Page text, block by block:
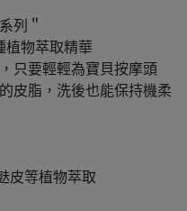
列＂
植物萃取精華
只要輕輕為寶貝按摩頭
皮脂，洗後也能保持機柔
皮等植物萃取